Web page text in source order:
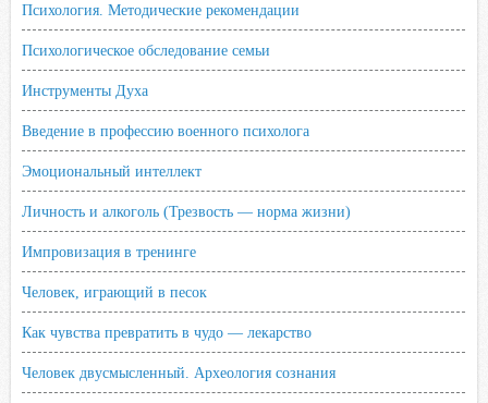
Психология. Методические рекомендации
Психологическое обследование семьи
Инструменты Духа
Введение в профессию военного психолога
Эмоциональный интеллект
Личность и алкоголь (Трезвость — норма жизни)
Импровизация в тренинге
Человек, играющий в песок
Как чувства превратить в чудо — лекарство
Человек двусмысленный. Археология сознания